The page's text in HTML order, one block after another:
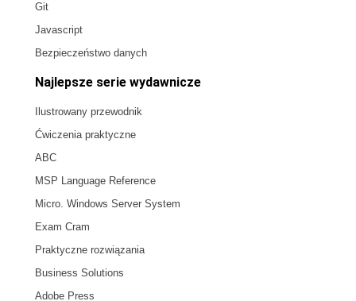
Git
Javascript
Bezpieczeństwo danych
Najlepsze serie wydawnicze
Ilustrowany przewodnik
Ćwiczenia praktyczne
ABC
MSP Language Reference
Micro. Windows Server System
Exam Cram
Praktyczne rozwiązania
Business Solutions
Adobe Press